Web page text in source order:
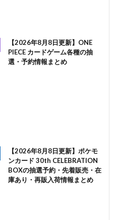
【2026年8月8日更新】ONE
PIECE カードゲーム各種の抽
選・予約情報まとめ
【2026年8月8日更新】ポケモ
ンカード 30th CELEBRATION
BOXの抽選予約・先着販売・在
庫あり・再販入荷情報まとめ